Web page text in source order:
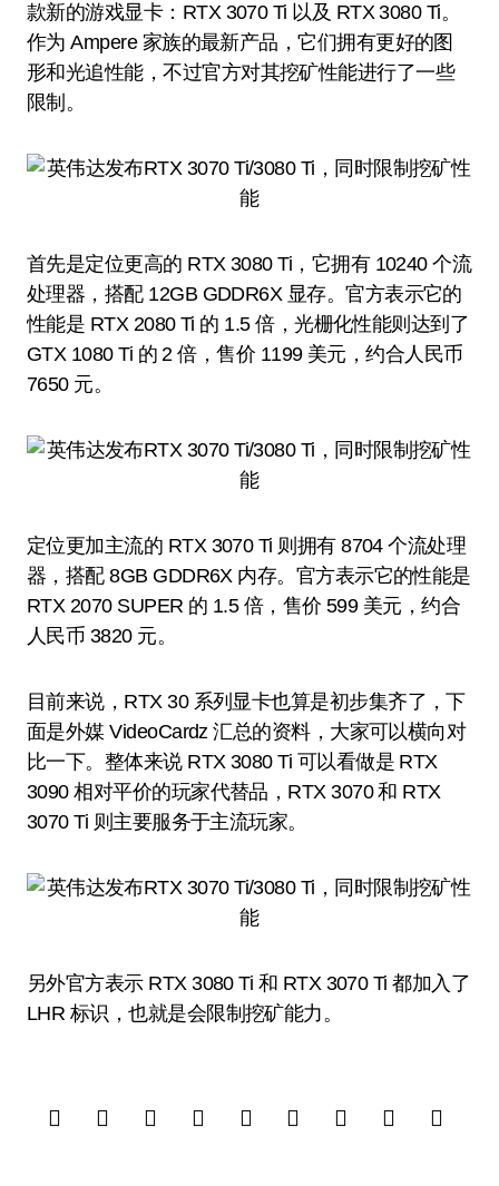
款新的游戏显卡：RTX 3070 Ti 以及 RTX 3080 Ti。
作为 Ampere 家族的最新产品，它们拥有更好的图
形和光追性能，不过官方对其挖矿性能进行了一些
限制。
首先是定位更高的 RTX 3080 Ti，它拥有 10240 个流
处理器，搭配 12GB GDDR6X 显存。官方表示它的
性能是 RTX 2080 Ti 的 1.5 倍，光栅化性能则达到了
GTX 1080 Ti 的 2 倍，售价 1199 美元，约合人民币
7650 元。
定位更加主流的 RTX 3070 Ti 则拥有 8704 个流处理
器，搭配 8GB GDDR6X 内存。官方表示它的性能是
RTX 2070 SUPER 的 1.5 倍，售价 599 美元，约合
人民币 3820 元。
目前来说，RTX 30 系列显卡也算是初步集齐了，下
面是外媒 VideoCardz 汇总的资料，大家可以横向对
比一下。整体来说 RTX 3080 Ti 可以看做是 RTX
3090 相对平价的玩家代替品，RTX 3070 和 RTX
3070 Ti 则主要服务于主流玩家。
另外官方表示 RTX 3080 Ti 和 RTX 3070 Ti 都加入了
LHR 标识，也就是会限制挖矿能力。